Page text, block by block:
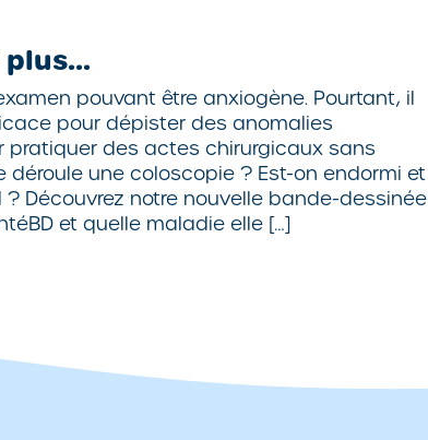
pouvant être anxiogène. Pourtant, il
pour dépister des anomalies
pratiquer des actes chirurgicaux sans
une coloscopie ? Est-on endormi et
Découvrez notre nouvelle bande-dessinée
et quelle maladie elle […]